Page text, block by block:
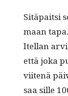
Sitä­pait­si
maan
Itel­lan
että joka
viitenä
saa sille